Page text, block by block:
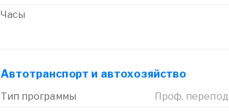
Часы
Автотранспорт и автохозяйство
Тип программы
Проф.